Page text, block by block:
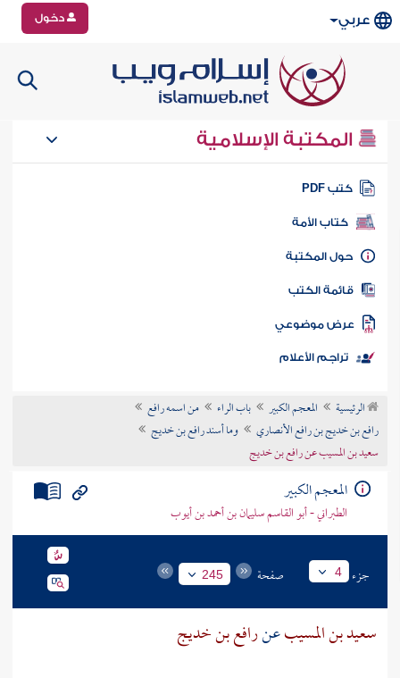
عربي دخول
المكتبة الإسلامية
كتب PDF
كتاب الأمة
المكتبة
الكتب
موضوعي
تراجم الأعلام
الرئيسية المعجم الكبير باب الراء
من اسمه رافع
رافع بن خديج بن رافع الأنصاري
وما أسند رافع بن خديج
سعيد بن المسيب عن رافع بن خديج
المعجم الكبير
الطبراني - أبو القاسم سليمان بن أحمد بن أيوب
جزء 4 صفحة 245
سعيد بن المسيبعنرافع بن خديج